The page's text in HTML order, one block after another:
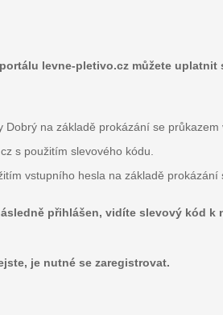
levne-pletivo.cz můžete uplatnit
na základě prokázání se průkazem
s použitím slevového kódu.
vstupního hesla na základě prokázání
přihlášen, vidíte slevový kód k
je nutné se zaregistrovat.